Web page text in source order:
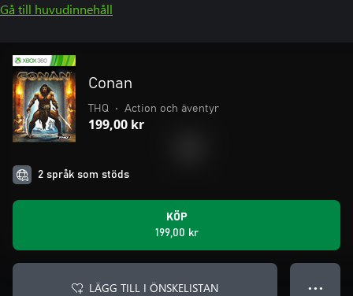
Gå till huvudinnehåll
Conan
THQ • Action och äventyr
199,00 kr
2 språk som stöds
KÖP
199,00 kr
LÄGG TILL I ÖNSKELISTAN ● ● ●